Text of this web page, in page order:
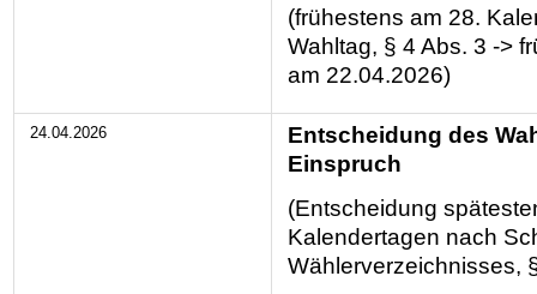
(frühestens am 28.
Wahltag, § 4 Abs. 3 ->
am 22.04.2026)
24.04.2026
Entscheidung des
Einspruch
(Entscheidung
Kalendertagen nach
Wählerverzeichnisses,